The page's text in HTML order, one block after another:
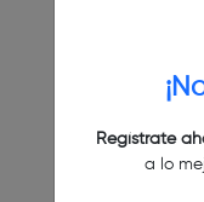
Regístrate
a lo